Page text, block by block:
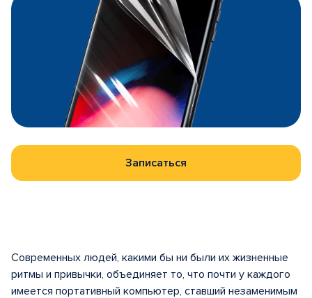
Записаться
Современных людей, какими бы ни были их жизненные
ритмы и привычки, объединяет то, что почти у каждого
имеется портативный компьютер, ставший незаменимым